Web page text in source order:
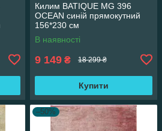
Килим BATIQUE MG 396
OCEAN синій прямокутний
156*230 см
В наявності
9 149 ₴ 18 299 ₴
Купити
–50%